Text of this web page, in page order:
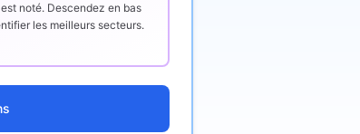
noté. Descendez en bas
les meilleurs secteurs.